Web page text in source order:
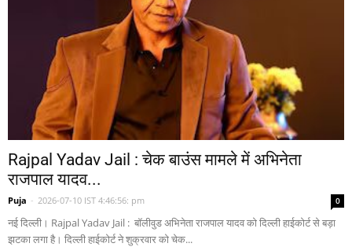
Rajpal Yadav Jail : चेक बाउंस मामले में अभिनेता
राजपाल यादव...
Puja - 2026-07-10 IST 4:46:56: pm 0
नई दिल्ली। Rajpal Yadav Jail : बॉलीवुड अभिनेता राजपाल यादव को दिल्ली हाईकोर्ट से बड़ा
झटका लगा है। दिल्ली हाईकोर्ट ने शुक्रवार को चेक...